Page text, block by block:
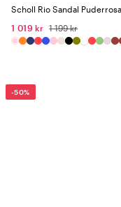
Scholl Rio Sandal Puderrosa
1 019 kr 1 199 kr
-50%